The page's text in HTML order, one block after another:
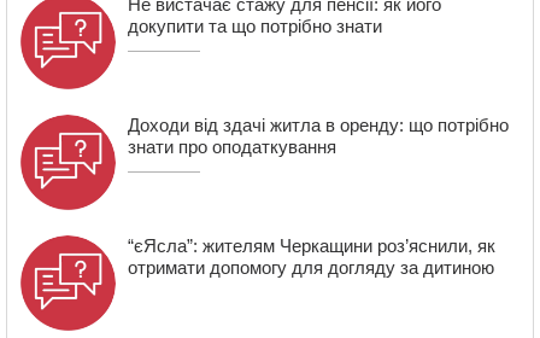
Не вистачає стажу для пенсії: як його
докупити та що потрібно знати
Доходи від здачі житла в оренду: що потрібно
знати про оподаткування
“єЯсла”: жителям Черкащини роз’яснили, як
отримати допомогу для догляду за дитиною